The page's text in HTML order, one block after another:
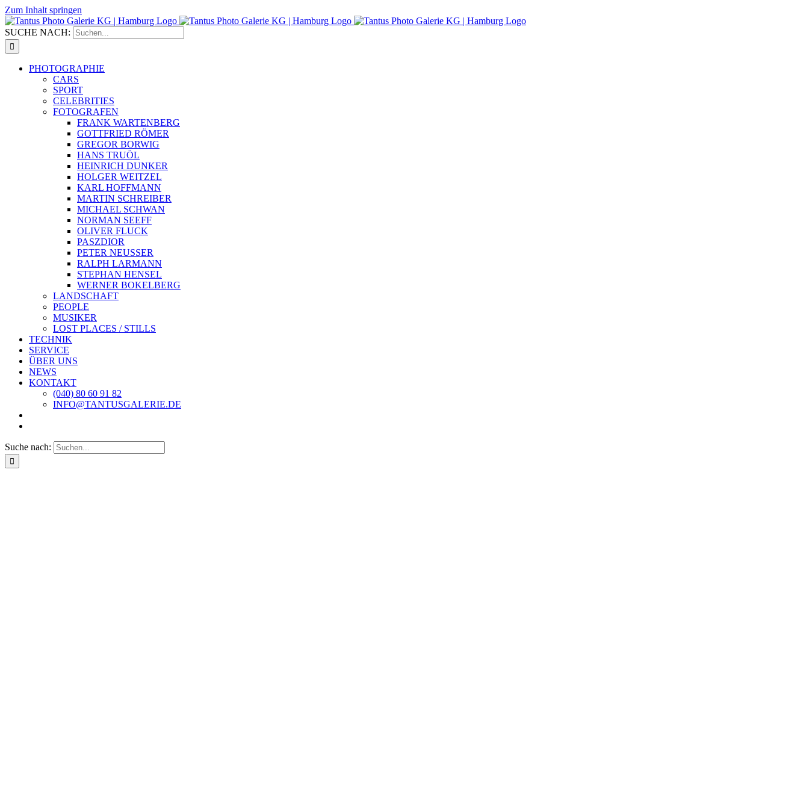
Zum Inhalt springen
SUCHE NACH:
PHOTOGRAPHIE
CARS
SPORT
CELEBRITIES
FOTOGRAFEN
FRANK WARTENBERG
GOTTFRIED RÖMER
GREGOR BORWIG
HANS TRUÖL
HEINRICH DUNKER
HOLGER WEITZEL
KARL HOFFMANN
MARTIN SCHREIBER
MICHAEL SCHWAN
NORMAN SEEFF
OLIVER FLUCK
PASZDIOR
PETER NEUSSER
RALPH LARMANN
STEPHAN HENSEL
WERNER BOKELBERG
LANDSCHAFT
PEOPLE
MUSIKER
LOST PLACES / STILLS
TECHNIK
SERVICE
ÜBER UNS
NEWS
KONTAKT
(040) 80 60 91 82
INFO@TANTUSGALERIE.DE
Suche nach: